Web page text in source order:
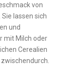
von
lassen sich
und
mit Milch oder
Cerealien